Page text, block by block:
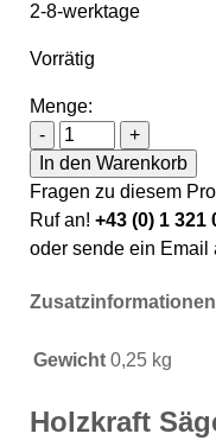
2-8-werktage
Vorrätig
Menge:
-
Holzkraft+
In den Warenkorb
Fragen zu diesem
Ruf an! +43 (0) 1 321
oder sende ein Email
Zusatzinformationen
Gewicht 0,25 kg
Holzkraft